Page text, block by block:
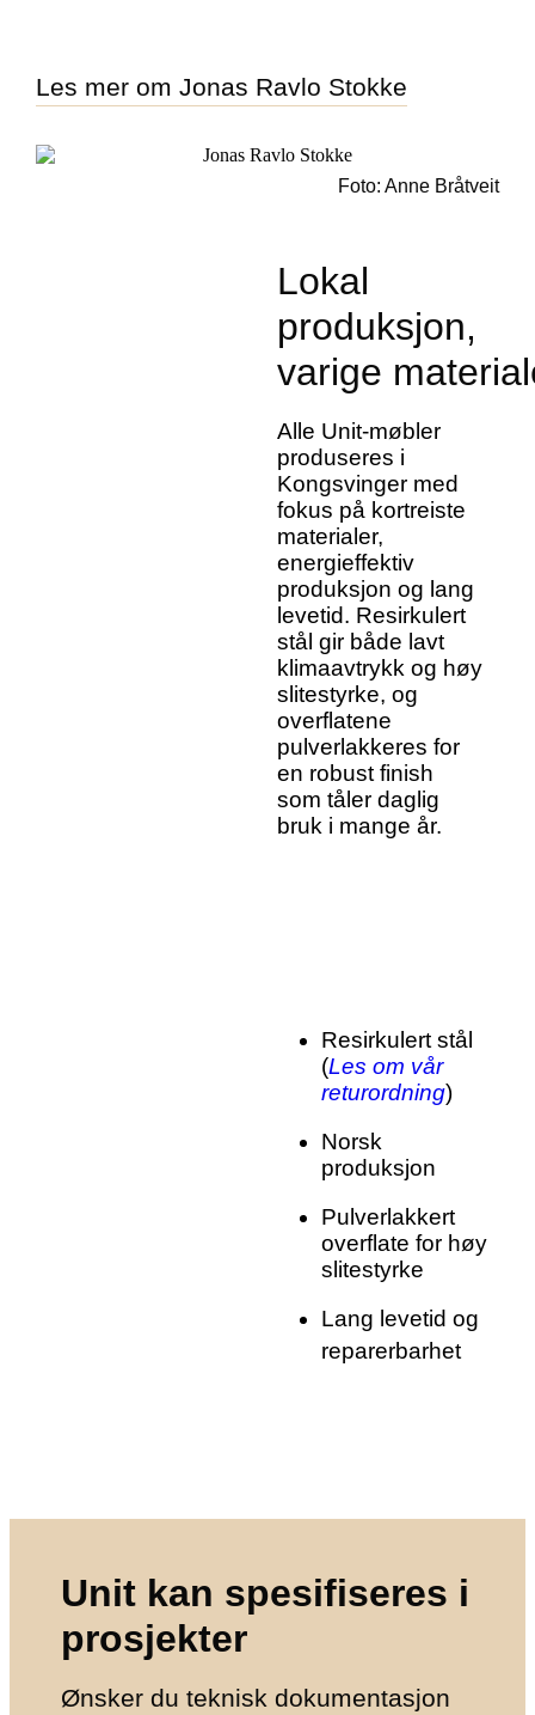
Les mer om Jonas Ravlo Stokke
Foto: Anne Bråtveit
Lokal
produksjon,
varige
Alle Unit-møbler
produseres i
Kongsvinger med
fokus på kortreiste
materialer,
energieffektiv
produksjon og lang
levetid. Resirkulert
stål gir både lavt
klimaavtrykk og høy
slitestyrke, og
overflatene
pulverlakkeres for
en robust finish
som tåler daglig
bruk i mange år.
Resirkulert stål
(Les om vår
returordning)
Norsk
produksjon
Pulverlakkert
overflate for høy
slitestyrke
Lang levetid og
reparerbarhet
Unit kan spesifiseres i
prosjekter
Ønsker du teknisk dokumentasjon